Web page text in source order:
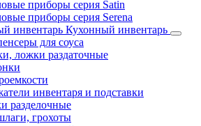
приборы серия Satin
приборы серия Serena
Кухонный инвентарь
для соуса
ложки раздаточные
инвентаря и подставки
разделочные
грохоты